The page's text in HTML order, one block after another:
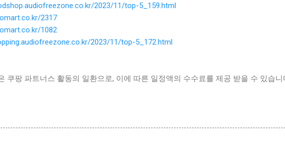
2023/11/top-5_159.html
2317
1082
2023/11/top-5_172.html
쿠팡 파트너스 활동의 일환으로, 이에 따른 일정액의 수수료를 제공 받을 수 있습니